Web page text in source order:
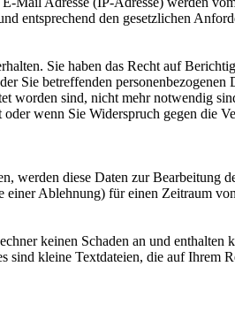
entsprechend den gesetzlichen
Sie haben das Recht auf
Sie betreffenden personenbezogenen
worden sind, nicht mehr notwendig
wenn Sie Widerspruch gegen die
werden diese Daten zur Bearbeitung
Ablehnung) für einen Zeitraum
keinen Schaden an und enthalten
kleine Textdateien, die auf Ihrem